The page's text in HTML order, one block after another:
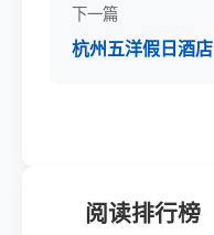
下一篇
杭州五洋假日酒店
阅读排行榜